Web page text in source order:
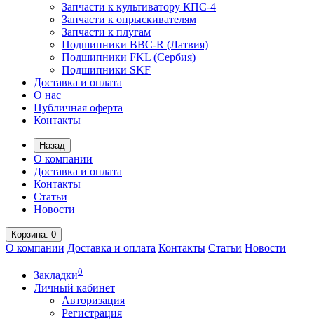
Запчасти к культиватору КПС-4
Запчасти к опрыскивателям
Запчасти к плугам
Подшипники BBC-R (Латвия)
Подшипники FKL (Сербия)
Подшипники SKF
Доставка и оплата
О нас
Публичная оферта
Контакты
Назад
О компании
Доставка и оплата
Контакты
Статьи
Новости
Корзина: 0
О компании Доставка и оплата Контакты Статьи Новости
Закладки0
Личный кабинет
Авторизация
Регистрация